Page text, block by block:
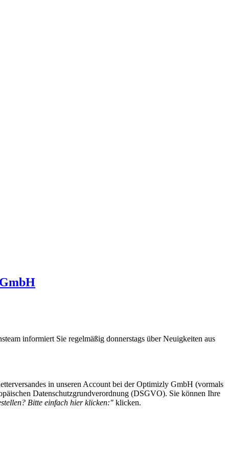
informiert Sie regelmäßig donnerstags über Neuigkeiten aus
in unseren Account bei der Optimizly GmbH (vormals
Datenschutzgrundverordnung (DSGVO). Sie können Ihre
Bitte einfach hier klicken:" klicken.